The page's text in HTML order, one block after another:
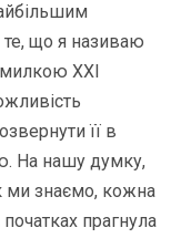
що я називаю
ХХІ
її в
На нашу думку,
ми знаємо, кожна
прагнула